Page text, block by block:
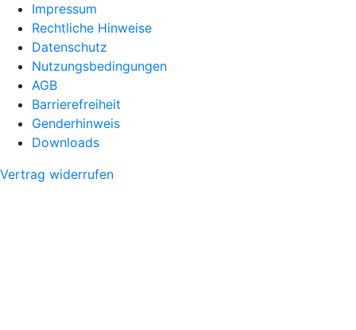
Impressum
Rechtliche Hinweise
Datenschutz
Nutzungsbedingungen
AGB
Barrierefreiheit
Genderhinweis
Downloads
Vertrag widerrufen